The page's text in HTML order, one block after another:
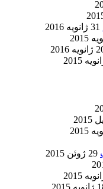
31 ژانویه 2016
2016
29 ژوئن 2015
2015